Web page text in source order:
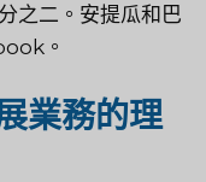
之二。安提瓜和巴
。
業務的理